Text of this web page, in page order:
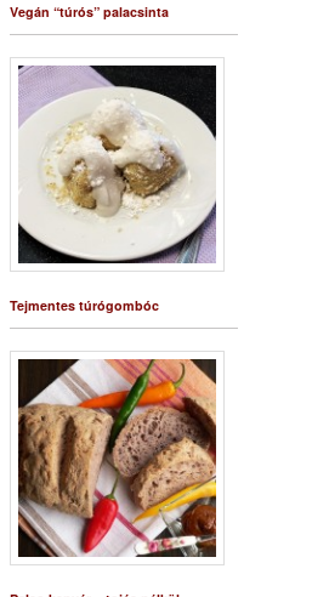
Vegán “túrós” palacsinta
Tejmentes túrógombóc